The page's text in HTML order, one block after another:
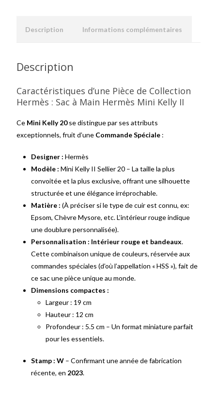
Description Informations complémentaires
Description
Caractéristiques d’une Pièce de Collection
Hermès : Sac à Main Hermès Mini Kelly II
Ce Mini Kelly 20se distingue par ses attributs
exceptionnels, fruit d’une Commande Spéciale :
Designer : Hermès
Modèle : Mini Kelly II Sellier 20 – La taille la plus
convoitée et la plus exclusive, offrant une silhouette
structurée et une élégance irréprochable.
Matière : (À préciser si le type de cuir est connu, ex:
Epsom, Chèvre Mysore, etc. L’intérieur rouge indique
une doublure personnalisée).
Personnalisation : Intérieur rouge et bandeaux.
Cette combinaison unique de couleurs, réservée aux
commandes spéciales (d’où l’appellation « HSS »), fait de
ce sac une pièce unique au monde.
Dimensions compactes :
Largeur : 19 cm
Hauteur : 12 cm
Profondeur : 5.5 cm – Un format miniature parfait
pour les essentiels.
Stamp : W – Confirmant une année de fabrication
récente, en 2023.